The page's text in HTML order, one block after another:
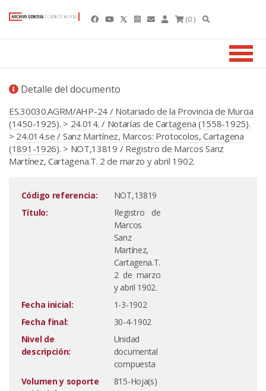
(0 )
Detalle del documento
ES.30030.AGRM/AHP-24 / Notariado de la Provincia de Murcia
(1450-1925). > 24.014. / Notarías de Cartagena (1558-1925).
> 24.014.se / Sanz Martínez, Marcos: Protocolos, Cartagena
(1891-1926). > NOT,13819 / Registro de Marcos Sanz
Martínez, Cartagena.T. 2 de marzo y abril 1902.
Código referencia:
NOT,13819
Título:
Registro de
Marcos
Sanz
Martínez,
Cartagena.T.
2 de marzo
y abril 1902.
Fecha inicial:
1-3-1902
Fecha final:
30-4-1902
Nivel de
descripción:
Unidad
documental
compuesta
Volumen y soporte
815-Hoja(s)